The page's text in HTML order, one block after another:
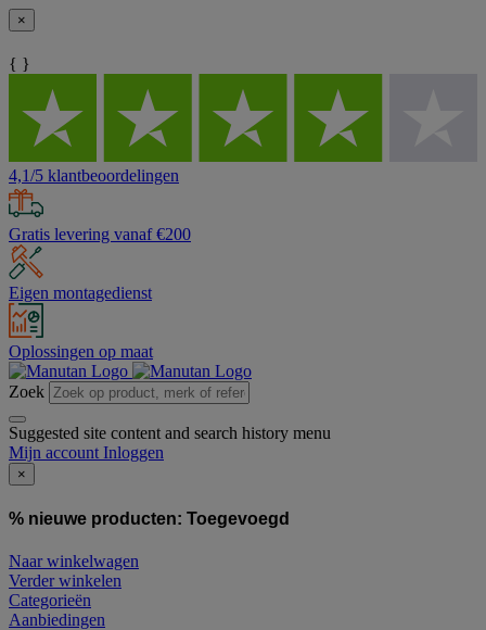
×
{ }
4,1/5 klantbeoordelingen
Gratis levering vanaf €200
Eigen montagedienst
Oplossingen op maat
Zoek
Suggested site content and search history menu
Mijn account Inloggen
×
% nieuwe producten: Toegevoegd
Naar winkelwagen
Verder winkelen
Categorieën
Aanbiedingen